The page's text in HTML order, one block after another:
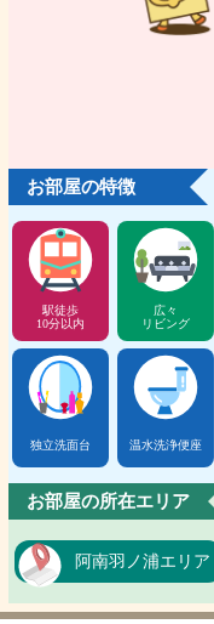
お部屋の特徴
駅徒歩
10分以内
広々
リビング
独立洗面台 温水洗浄便座
お部屋の所在エリア
阿南羽ノ浦エリア